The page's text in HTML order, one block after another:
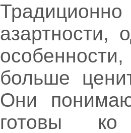
азартности,
больше
Они
готовы